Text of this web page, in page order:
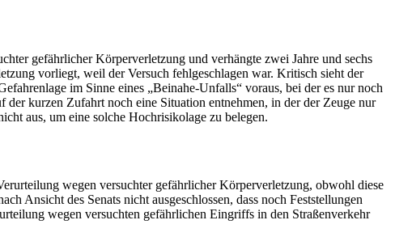
gefährlicher Körperverletzung und verhängte zwei Jahre und sechs
vorliegt, weil der Versuch fehlgeschlagen war. Kritisch sieht der
im Sinne eines „Beinahe-Unfalls“ voraus, bei der es nur noch
kurzen Zufahrt noch eine Situation entnehmen, in der der Zeuge nur
aus, um eine solche Hochrisikolage zu belegen.
wegen versuchter gefährlicher Körperverletzung, obwohl diese
Ansicht des Senats nicht ausgeschlossen, dass noch Feststellungen
wegen versuchten gefährlichen Eingriffs in den Straßenverkehr